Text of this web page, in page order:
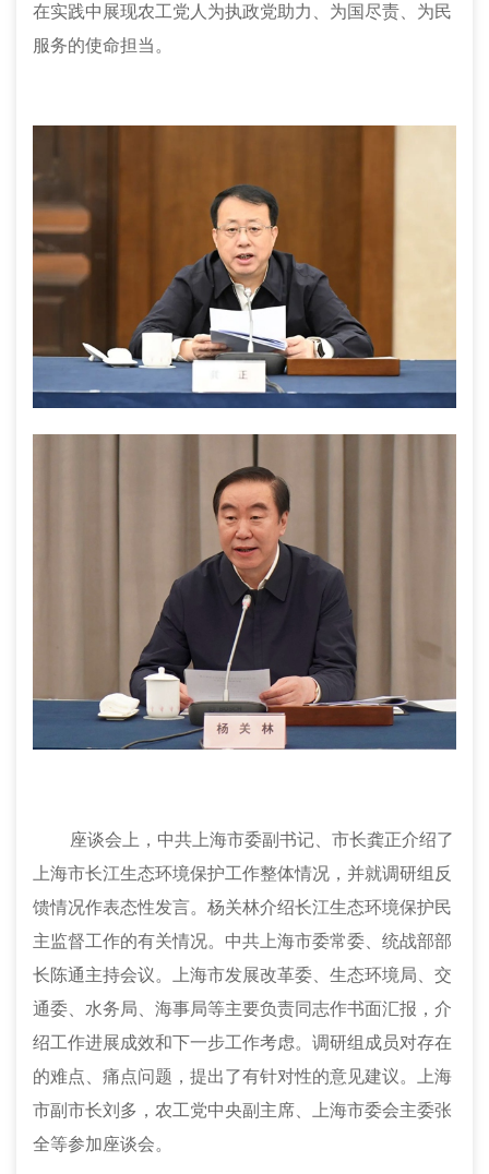
在实践中展现农工党人为执政党助力、为国尽责、为民
服务的使命担当。
座谈会上，中共上海市委副书记、市长龚正介绍了
上海市长江生态环境保护工作整体情况，并就调研组反
馈情况作表态性发言。杨关林介绍长江生态环境保护民
主监督工作的有关情况。中共上海市委常委、统战部部
长陈通主持会议。上海市发展改革委、生态环境局、交
通委、水务局、海事局等主要负责同志作书面汇报，介
绍工作进展成效和下一步工作考虑。调研组成员对存在
的难点、痛点问题，提出了有针对性的意见建议。上海
市副市长刘多，农工党中央副主席、上海市委会主委张
全等参加座谈会。